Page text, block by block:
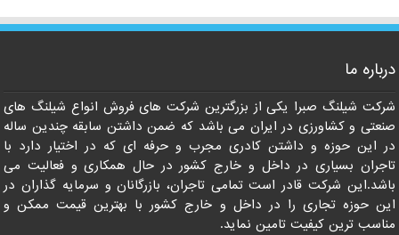
درباره ما
شرکت شیلنگ صبرا یکی از بزرگترین شرکت های فروش انواع شیلنگ های
صنعتی و کشاورزی در ایران می باشد که ضمن داشتن سابقه چندین ساله
در این حوزه و داشتن کادری مجرب و حرفه ای که در اختیار دارد با
تاجران بسیاری در داخل و خارج کشور در حال همکاری و فعالیت می
باشد.این شرکت قادر است تمامی تاجران، بازرگانان و سرمایه گذاران در
این حوزه تجاری را در داخل و خارج کشور با بهترین قیمت ممکن و
مناسب ترین کیفیت تامین نماید.